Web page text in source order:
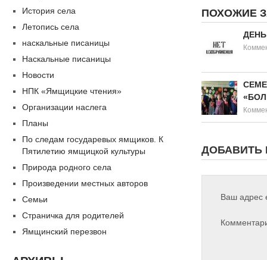
ПОХОЖИЕ
ДОБАВИТЬ
Ваш адрес
История села
Летопись села
наскальные писаницы
Наскальные писаницы
Новости
НПК «Ямщицкие чтения»
Организации наслега
Планы
По следам государевых ямщиков. К
Пятилетию ямщицкой культуры
Природа родного села
Произведении местных авторов
Семьи
Страничка для родителей
Ямщинский перезвон